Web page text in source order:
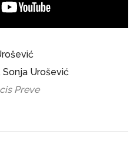
Sonja Urošević
Preve